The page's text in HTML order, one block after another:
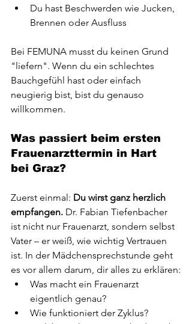
Du hast Beschwerden wie Jucken,
Brennen oder Ausfluss
Bei FEMUNA musst du keinen Grund
"liefern". Wenn du ein schlechtes
Bauchgefühl hast oder einfach
neugierig bist, bist du genauso
willkommen.
Was passiert beim ersten
Frauenarzttermin in Hart
bei Graz?
Zuerst einmal: Du wirst ganz herzlich
empfangen. Dr. Fabian Tiefenbacher
ist nicht nur Frauenarzt, sondern selbst
Vater – er weiß, wie wichtig Vertrauen
ist. In der Mädchensprechstunde geht
es vor allem darum, dir alles zu erklären:
Was macht ein Frauenarzt
eigentlich genau?
Wie funktioniert der Zyklus?